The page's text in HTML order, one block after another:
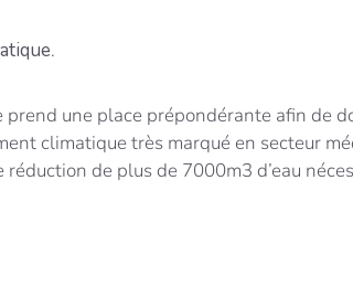
.
une place prépondérante afin de
climatique très marqué en secteur
de plus de 7000m3 d’eau